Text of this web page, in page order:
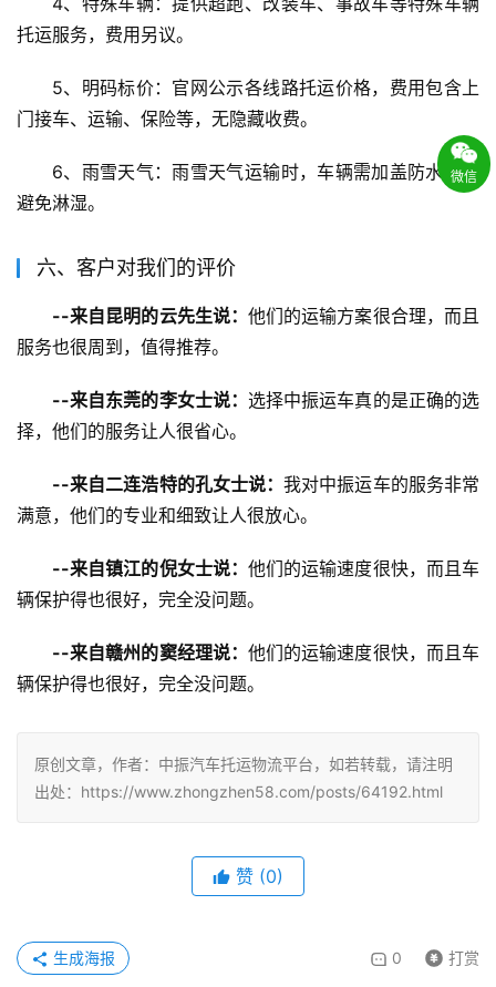
托运服务，费用另议。
5、明码标价：官网公示各线路托运价格，费用包含上
门接车、运输、保险等，无隐藏收费。
6、雨雪天气：雨雪天气运输时，车辆需加盖防水布，
避免淋湿。
六、客户对我们的评价
--来自昆明的云先生说： 他们的运输方案很合理，而且
服务也很周到，值得推荐。
--来自东莞的李女士说： 选择中振运车真的是正确的选
择，他们的服务让人很省心。
--来自二连浩特的孔女士说：我对中振运车的服务非常
满意，他们的专业和细致让人很放心。
--来自镇江的倪女士说： 他们的运输速度很快，而且车
辆保护得也很好，完全没问题。
--来自赣州的窦经理说： 他们的运输速度很快，而且车
辆保护得也很好，完全没问题。
原创文章，作者：中振汽车托运物流平台，如若转载，请注明
出处：https://www.zhongzhen58.com/posts/64192.html
赞 (0)
0 打赏
生成海报
微信